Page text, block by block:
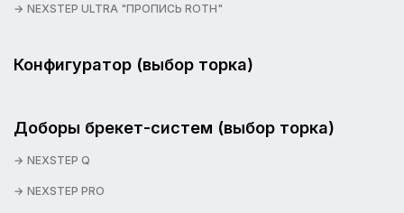
NEXSTEP ULTRA "ПРОПИСЬ ROTH"
Конфигуратор (выбор торка)
Доборы брекет-систем (выбор торка)
NEXSTEP Q
NEXSTEP PRO